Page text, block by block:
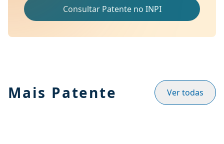
Consultar Patente no INPI
Mais Patente Ver todas